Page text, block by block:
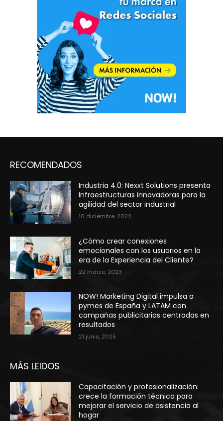
RECOMENDADOS
Industria 4.0: Nexxt Solutions presenta
Infraestructuras innovadoras para la
agilidad del sector industrial
10 diciembre, 2022
¿Cómo crear conexiones
emocionales con los usuarios en la
era de la Experiencia del Cliente?
22 marzo, 2023
NOW! Marketing Digital impulsa a
pymes de España y LATAM con
campañas publicitarias centradas en
resultados
21 junio, 2025
MÁS LEIDOS
Capacitación y profesionalización:
crece la formación técnica para
mejorar el servicio de asistencia al
hogar